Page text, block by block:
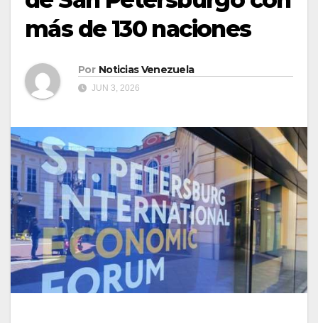
más de 130 naciones
Por Noticias Venezuela
JUN 3, 2026